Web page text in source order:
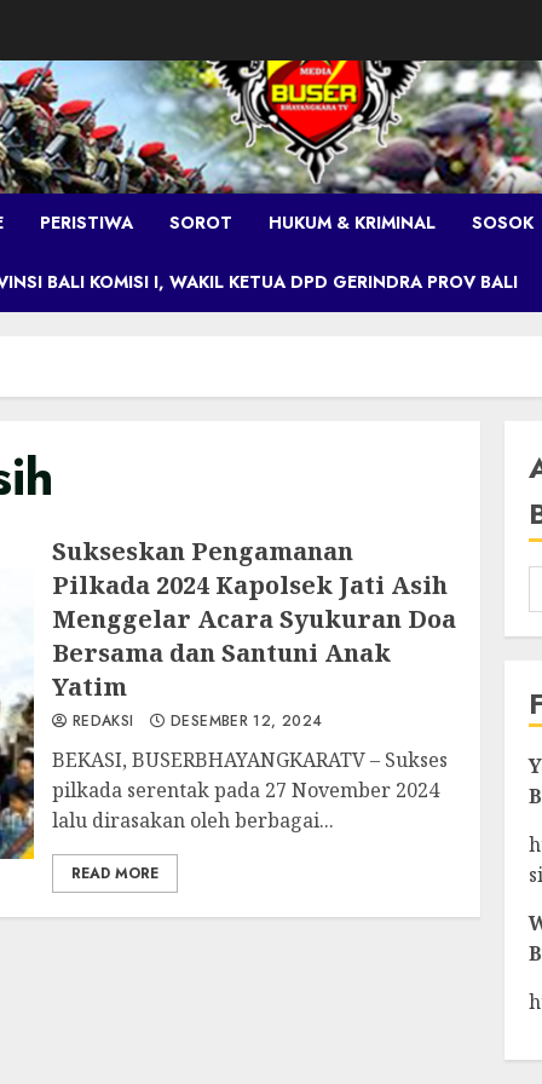
PERISTIWA SOROT HUKUM & KRIMINAL SOSOK
BALI KOMISI I, WAKIL KETUA DPD GERINDRA PROV BALI
Sukseskan Pengamanan
Pilkada 2024 Kapolsek Jati Asih
Menggelar Acara Syukuran Doa
Bersama dan Santuni Anak
Yatim
REDAKSI DESEMBER 12, 2024
BEKASI, BUSERBHAYANGKARATV – Sukses
pilkada serentak pada 27 November 2024
lalu dirasakan oleh berbagai...
READ MORE